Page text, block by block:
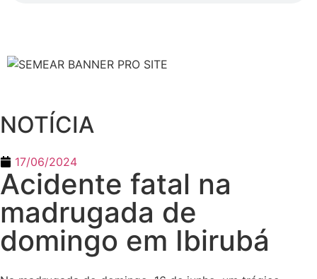
NOTÍCIA
17/06/2024
Acidente fatal na
madrugada de
domingo em Ibirubá